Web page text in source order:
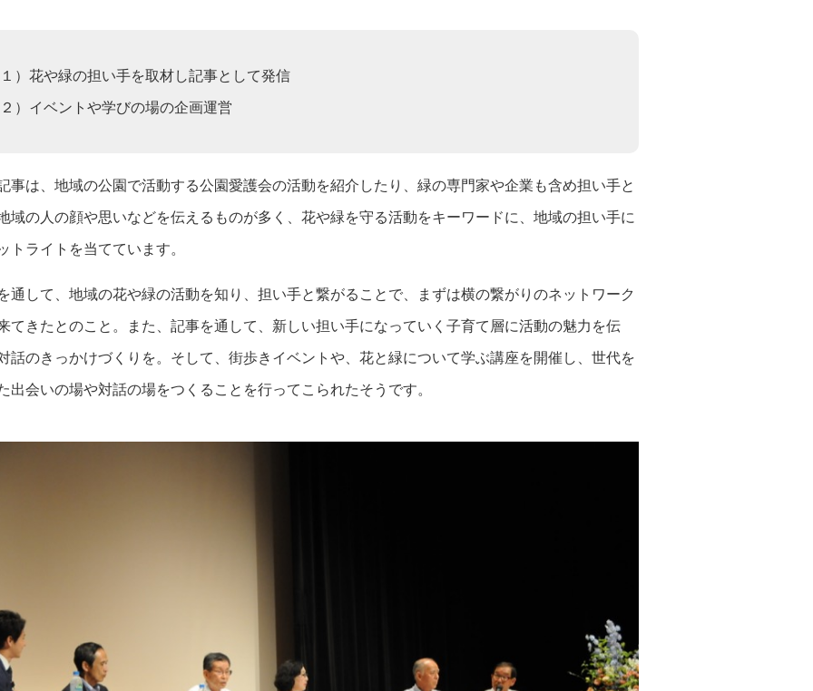
１）花や緑の担い手を取材し記事として発信
２）イベントや学びの場の企画運営
事は、地域の公園で活動する公園愛護会の活動を紹介したり、緑の専門家や企業も含め担い手と
域の人の顔や思いなどを伝えるものが多く、花や緑を守る活動をキーワードに、地域の担い手に
トライトを当てています。
通して、地域の花や緑の活動を知り、担い手と繋がることで、まずは横の繋がりのネットワーク
てきたとのこと。また、記事を通して、新しい担い手になっていく子育て層に活動の魅力を伝
話のきっかけづくりを。そして、街歩きイベントや、花と緑について学ぶ講座を開催し、世代を
出会いの場や対話の場をつくることを行ってこられたそうです。